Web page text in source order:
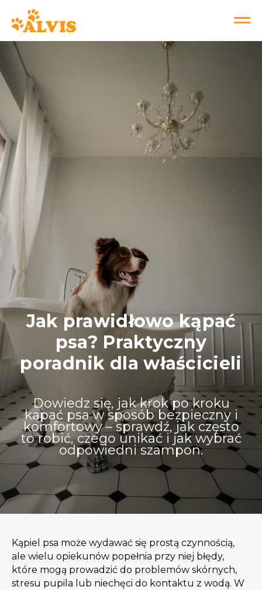
Jak prawidłowo kąpać
psa? Praktyczny
poradnik dla właścicieli
Dowiedz się, jak krok po kroku
kąpać psa w sposób bezpieczny i
komfortowy – sprawdź, jak często
to robić, czego unikać i jak wybrać
odpowiedni szampon.
Kąpiel psa może wydawać się prostą czynnością,
ale wielu opiekunów popełnia przy niej błędy,
które mogą prowadzić do problemów skórnych,
stresu pupila lub niechęci do kontaktu z wodą. W